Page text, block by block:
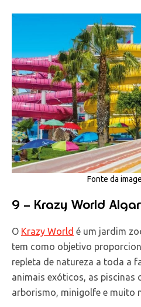
Fonte da
9 – Krazy World
O Krazy World é um jardim
tem como objetivo
repleta de natureza a toda a
animais exóticos, as piscinas
arborismo, minigolfe e muito